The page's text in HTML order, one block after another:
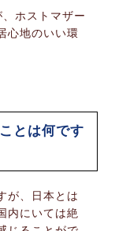
ホストマザー
心地のいい環
とは何です
が、日本とは
内にいては絶